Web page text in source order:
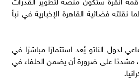
نقلته فضائية القاهرة الإخبارية في نبأ
لدول الناتو يُعد استثمارًا مباشرًا في
مشددًا على ضرورة أن يضمن الحلفاء في